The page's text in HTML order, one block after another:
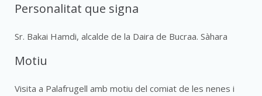
Personalitat que signa
Sr. Bakai Hamdi, alcalde de la Daira de Bucraa. Sàhara
Motiu
Visita a Palafrugell amb motiu del comiat de les nenes i